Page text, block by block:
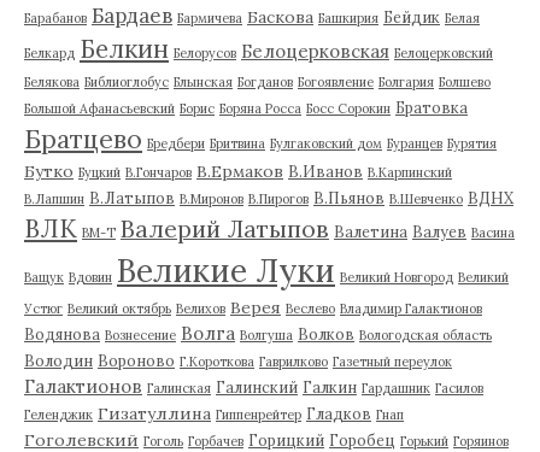
Барабанов Бардаев Бармичева Баскова Башкирия Бейдик Белая
Белкард Белкин Белорусов Белоцерковская Белоцерковский
Белякова Библиоглобус Блынская Богданов Богоявление Болгария Болшево
Большой Афанасьевский Борис Боряна Росса Босс Сорокин Братовка
Братцево Бредбери Бритвина Булгаковский дом Буранцев Бурятия
Бутко Буцкий В.Гончаров В.Ермаков В.Иванов В.Карпинский
В.Лапшин В.Латыпов В.Миронов В.Пирогов В.Пьянов В.Шевченко ВДНХ
ВЛК ВМ-Т Валерий Латыпов Валетина Валуев Васина
Ващук Вдовин Великие Луки Великий Новгород Великий
Устюг Великий октябрь Велихов Верея Веслево Владимир Галактионов
Водянова Вознесение Волга Волгуша Волков Вологодская область
Володин Вороново Г.Короткова Гаврилково Газетный переулок
Галактионов Галинская Галинский Галкин Гардашник Гасилов
Геленджик Гизатуллина Гиппенрейтер Гладков Гнап
Гоголевский Гоголь Горбачев Горицкий Горобец Горький Горяинов